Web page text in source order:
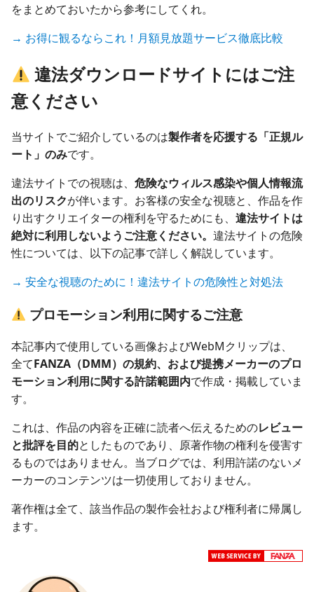
をまとめておいたから参考にしてくれ。
→ お得に観るならこれ！月額見放題サービス徹底比較
違法ダウンロードサイトにはご注
意ください
当サイトでご紹介しているのは製作者を応援する「正規ル
ート」のみです。
違法サイトでの視聴は、 危険なウィルス感染や個人情報流
出のリスクが伴います。お客様の安全な視聴と、作品を作
り出すクリエイターの権利を守るためにも、 違法サイトは
絶対に利用しないようご注意ください。 違法サイトの危険
性については、以下の記事で詳しく解説しています。
→ 安全な視聴のために！違法サイトの危険性と対処法
プロモーション利用に関するご注意
本記事内で使用している画像およびWebMクリップは、
全てFANZA（DMM）の規約、および提携メーカーのプロ
モーション利用に関する許諾範囲内で作成・掲載していま
す。
これは、作品の内容を正確に読者へ伝えるためのレビュー
と批評を目的としたものであり、原著作物の権利を侵害す
るものではありません。当ブログでは、利用許諾のないメ
ーカーのコンテンツは一切使用しておりません。
著作権は全て、該当作品の製作会社および権利者に帰属し
ます。